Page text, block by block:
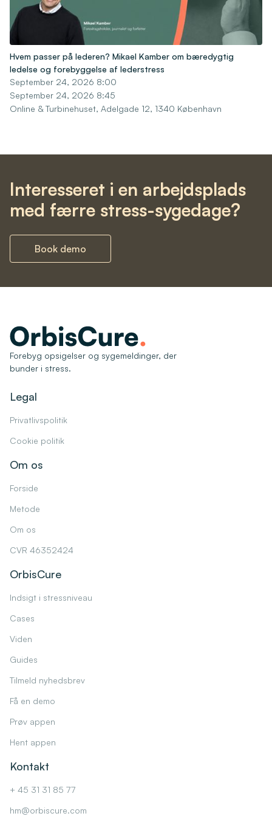
Hvem passer på lederen? Mikael Kamber om bæredygtig
ledelse og forebyggelse af lederstress
September 24, 2026 8:00
September 24, 2026 8:45
Online & Turbinehuset, Adelgade 12, 1340 København
Interesseret i en arbejdsplads
med færre stress-sygedage?
Book demo
Forebyg opsigelser og sygemeldinger, der
bunder i stress.
Legal
Privatlivspolitik
Cookie politik
Om os
Forside
Metode
Om os
CVR 46352424
OrbisCure
Indsigt i stressniveau
Cases
Viden
Guides
Tilmeld nyhedsbrev
Få en demo
Prøv appen
Hent appen
Kontakt
+ 45 31 31 85 77
hm@orbiscure.com